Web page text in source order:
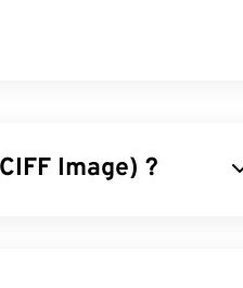
Image) ?
à celle du format TIFF.